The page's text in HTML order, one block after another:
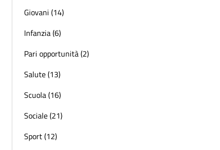
Giovani (14)
Infanzia (6)
Pari opportunità (2)
Salute (13)
Scuola (16)
Sociale (21)
Sport (12)